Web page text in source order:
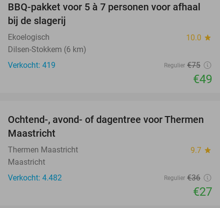
35%
BBQ-pakket voor 5 à 7 personen voor afhaal
bij de slagerij
Ekoelogisch 10.0 star
Dilsen-Stokkem (6 km)
Verkocht: 419
Regulier €75
€49
25%
Ochtend-, avond- of dagentree voor Thermen
Maastricht
Thermen Maastricht 9.7 star
Maastricht
Verkocht: 4.482
Regulier €36
€27